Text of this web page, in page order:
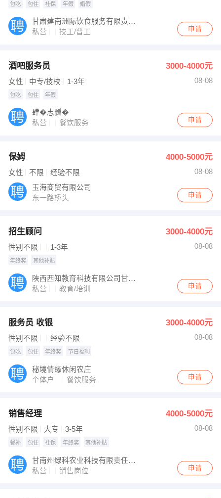
包吃 包住 社保 年假 婚假
甘肃建南洲际饮食服务有限责任公司
私营
技工/普工 申请
酒吧服务员 3000-4000元
女性 中专/技校 1-3年 08-08
包吃 包住 年假
肆�志瓢�
私营
餐饮服务 申请
保姆 4000-5000元
女性 不限 经验不限
08-08
玉海商贸有限公司
东一路桥头
申请
招生顾问 3000-4000元
性别不限 1-3年 08-08
年终奖 其他补贴
陕西西知教育科技有限公司甘南分公司
私营
教育/培训 申请
服务员 收银 3000-4000元
性别不限 经验不限 08-08
包吃 包住 年终奖 节日福利
秘境情缘休闲农庄
个体户
餐饮服务 申请
销售经理 4000-5000元
性别不限 大专 3-5年 08-08
餐补 包住 社保 年终奖 其他补贴
甘南州绿科农业科技有限责任公司
私营
销售岗位 申请